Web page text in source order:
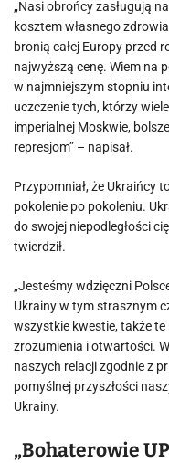
„Nasi obrońcy zasługują
kosztem własnego
bronią całej Europy przed
najwyższą cenę. Wiem na
w najmniejszym stopniu
uczczenie tych, którzy
imperialnej Moskwie,
represjom” – napisał.
Przypomniał, że Ukraińcy
pokolenie po pokoleniu.
do swojej niepodległości
twierdził.
„Jesteśmy wdzięczni
Ukrainy w tym strasznym
wszystkie kwestie, także
zrozumienia i otwartości.
naszych relacji zgodnie z
pomyślnej przyszłości
Ukrainy.
„Bohaterowie